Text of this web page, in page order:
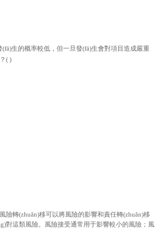
生的概率較低，但一旦發(fā)生會對項目造成嚴重
( )
險轉(zhuǎn)移可以將風險的影響和責任轉(zhuǎn)移
對這類風險。風險接受通常用于影響較小的風險；風